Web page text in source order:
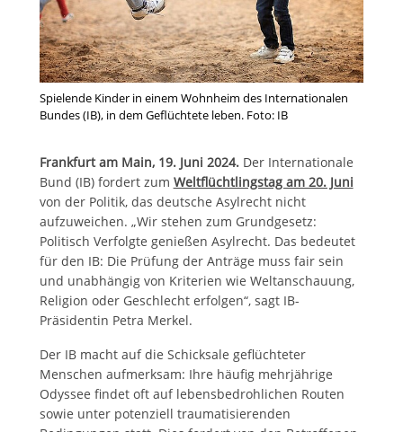
Spielende Kinder in einem Wohnheim des Internationalen
Bundes (IB), in dem Geflüchtete leben. Foto: IB
Frankfurt am Main, 19. Juni 2024.Der Internationale
Bund (IB) fordert zum Weltflüchtlingstag am 20. Juni
von der Politik, das deutsche Asylrecht nicht
aufzuweichen. „Wir stehen zum Grundgesetz:
Politisch Verfolgte genießen Asylrecht. Das bedeutet
für den IB: Die Prüfung der Anträge muss fair sein
und unabhängig von Kriterien wie Weltanschauung,
Religion oder Geschlecht erfolgen“, sagt IB-
Präsidentin Petra Merkel.
Der IB macht auf die Schicksale geflüchteter
Menschen aufmerksam: Ihre häufig mehrjährige
Odyssee findet oft auf lebensbedrohlichen Routen
sowie unter potenziell traumatisierenden